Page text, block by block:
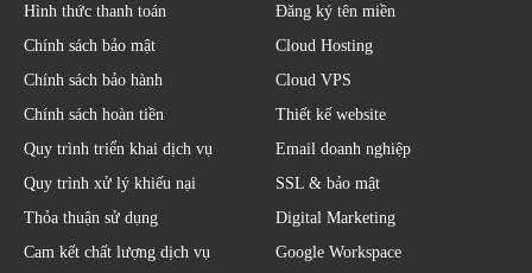
Hình thức thanh toán
Chính sách bảo mật
Chính sách bảo hành
Chính sách hoàn tiền
Quy trình triển khai dịch vụ
Quy trình xử lý khiếu nại
Thỏa thuận sử dụng
Cam kết chất lượng dịch vụ
Đăng ký tên miền
Cloud Hosting
Cloud VPS
Thiết kế website
Email doanh nghiệp
SSL & bảo mật
Digital Marketing
Google Workspace